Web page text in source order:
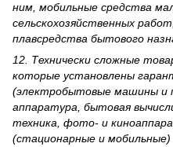
ним, мобильные средства
сельскохозяйственных
плавсредства бытового
12. Технически сложные
которые установлены
(электробытовые машины и
аппаратура, бытовая
техника, фото- и
(стационарные и